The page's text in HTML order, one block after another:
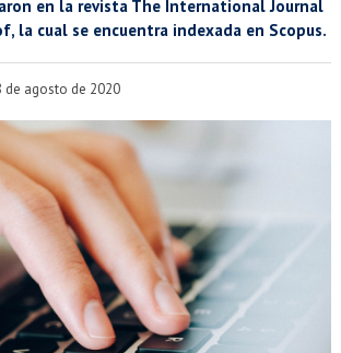
BIBLIOTECAS
EXTENSIÓN
Estudiantes
Funcionarios
en la revista The International Journal
la cual se encuentra indexada en Scopus.
de agosto de 2020